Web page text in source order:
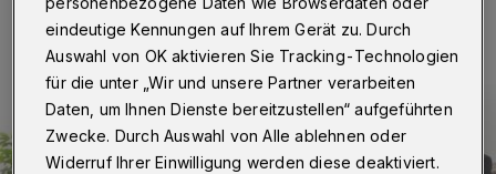
eindeutige Kennungen auf Ihrem Gerät zu. Durch
Auswahl von OK aktivieren Sie Tracking-Technologien
für die unter „Wir und unsere Partner verarbeiten
Daten, um Ihnen Dienste bereitzustellen“ aufgeführten
Zwecke. Durch Auswahl von Alle ablehnen oder
Widerruf Ihrer Einwilligung werden diese deaktiviert.